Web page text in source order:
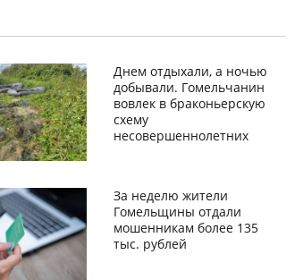
Днем отдыхали, а ночью
добывали. Гомельчанин
вовлек в браконьерскую
схему
несовершеннолетних
За неделю жители
Гомельщины отдали
мошенникам более 135
тыс. рублей